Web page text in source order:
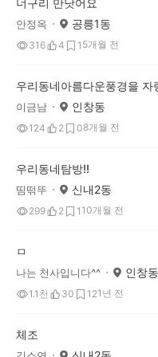
너구리 만낫어요
안정옥 공릉1동
316 4 1 5개월 전
우리동네아름다운풍경을 자
이금남 인창동
124 2 08개월 전
우리동네탐방!!
띰떢뚜 신내2동
299 2 1 10개월 전
ㅁ
나는 천사입니다^^ 인창동
1.1천 30 121년 전
체조